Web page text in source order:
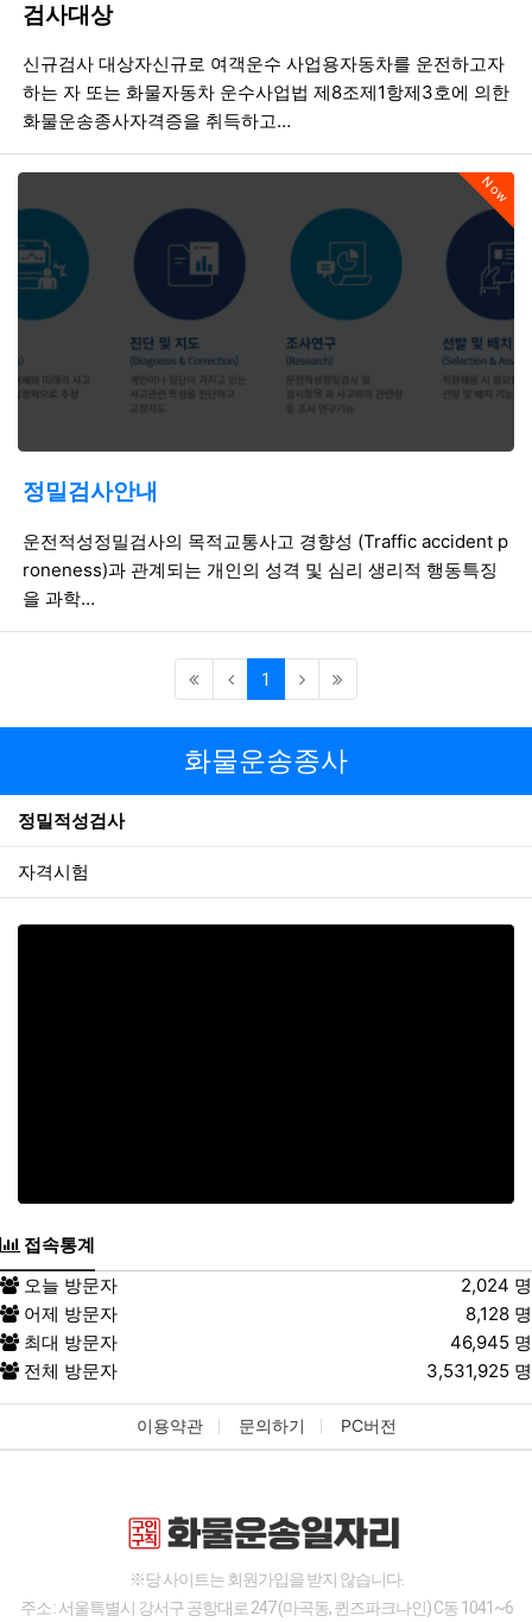
검사대상
등록일
조회
신규검사 대상자신규로 여객운수 사업용자동차를 운전하고자
하는 자 또는 화물자동차 운수사업법 제8조제1항제3호에 의한
화물운송종사자격증을 취득하고…
Now
정밀검사안내
등록일
조회
운전적성정밀검사의 목적교통사고 경향성 (Traffic accident p
roneness)과 관계되는 개인의 성격 및 심리 생리적 행동특징
을 과학…
1 (current)
화물운송종사
정밀적성검사
자격시험
접속통계
오늘 방문자
2,024 명
어제 방문자
8,128 명
최대 방문자
46,945 명
전체 방문자
3,531,925 명
이용약관 문의하기 PC버전
※당 사이트는 회원가입을 받지 않습니다.
주소 : 서울특별시 강서구 공항대로 247 (마곡동, 퀸즈파크나인) C동 1041~6